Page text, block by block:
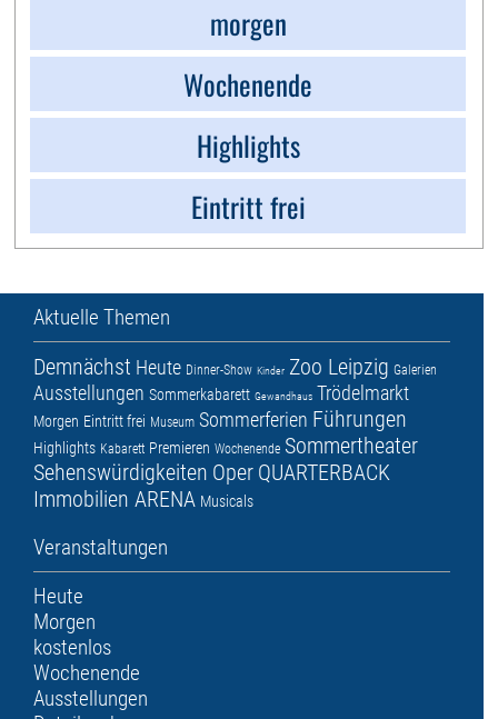
morgen
Wochenende
Highlights
Eintritt frei
Aktuelle Themen
Demnächst Heute Dinner-Show Kinder Zoo Leipzig Galerien
Ausstellungen Sommerkabarett Gewandhaus Trödelmarkt
Morgen Eintritt frei Museum Sommerferien Führungen
Highlights Kabarett Premieren Wochenende Sommertheater
Sehenswürdigkeiten Oper QUARTERBACK
Immobilien ARENA Musicals
Veranstaltungen
Heute
Morgen
kostenlos
Wochenende
Ausstellungen